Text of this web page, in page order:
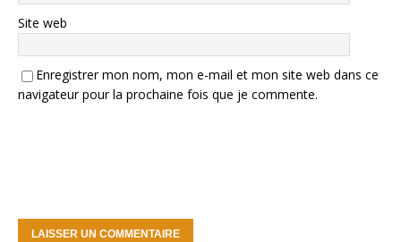
Site web
Enregistrer mon nom, mon e-mail et mon site web dans ce
navigateur pour la prochaine fois que je commente.